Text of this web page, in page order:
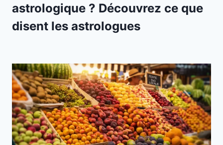
astrologique ? Découvrez ce que
disent les astrologues